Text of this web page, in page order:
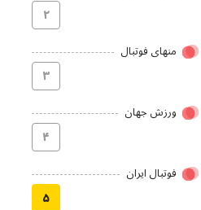
۲
منهای فوتبال
۳
ورزش جهان
۴
فوتبال ایران
۵